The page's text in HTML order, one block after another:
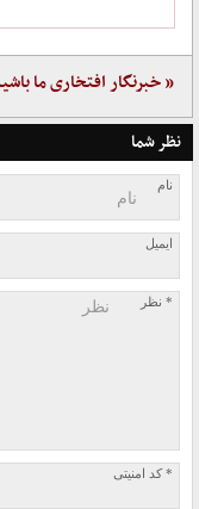
« خبرنگار افتخاری ما
نظر شما
نام
ایمیل
* نظر
* کد امنیتی